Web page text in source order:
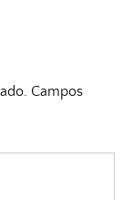
Campos